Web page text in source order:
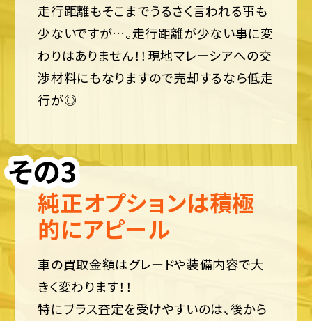
走行距離もそこまでうるさく言われる事も
少ないですが…。走行距離が少ない事に変
わりはありません！！現地マレーシアへの交
渉材料にもなりますので売却するなら低走
行が◎
純正オプションは積極
的にアピール
車の買取金額はグレードや装備内容で大
きく変わります！！
特にプラス査定を受けやすいのは、後から